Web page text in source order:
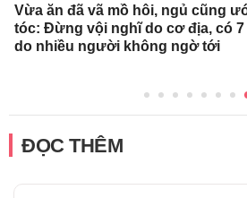
Vừa ăn đã vã mồ hôi, ngủ cũng
tóc: Đừng vội nghĩ do cơ địa, có 7
do nhiều người không ngờ tới
ĐỌC THÊM